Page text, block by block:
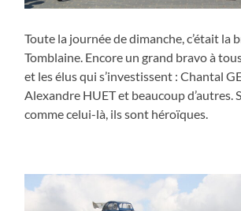
Toute la journée de dimanche, c’était la
Tomblaine. Encore un grand bravo à
et les élus qui s’investissent : Chantal
Alexandre HUET et beaucoup d’autres.
comme celui-là, ils sont héroïques.